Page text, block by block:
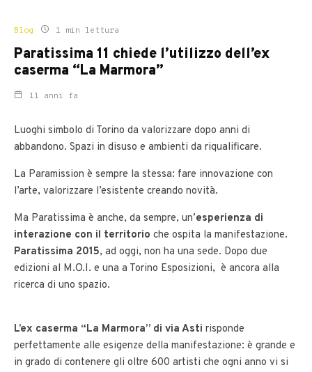
Blog 1 min lettura
Paratissima 11 chiede l’utilizzo dell’ex
caserma “La Marmora”
11 anni fa
Luoghi simbolo di Torino da valorizzare dopo anni di
abbandono. Spazi in disuso e ambienti da riqualificare.
La Paramission è sempre la stessa: fare innovazione con
l’arte, valorizzare l’esistente creando novità.
Ma Paratissima è anche, da sempre, un’esperienza di
interazione con il territorio che ospita la manifestazione.
Paratissima 2015, ad oggi, non ha una sede. Dopo due
edizioni al M.O.I. e una a Torino Esposizioni, è ancora alla
ricerca di uno spazio.
L’ex caserma “La Marmora” di via Asti risponde
perfettamente alle esigenze della manifestazione: è grande e
in grado di contenere gli oltre 600 artisti che ogni anno vi si